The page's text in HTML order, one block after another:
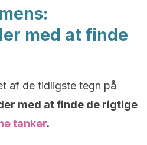
med at finde
af de tidligste tegn på
med at finde de rigtige
tanker.